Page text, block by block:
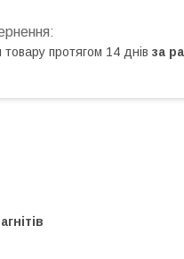
протягом 14 днів за